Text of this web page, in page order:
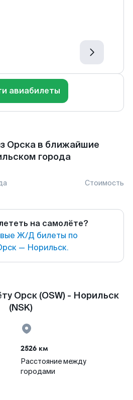
авиабилеты
Орска в ближайшие
города
Стоимость
на самолёте?
Ж/Д билеты по
— Норильск.
Орск (OSW) - Норильск
(NSK)
2526 км
Расстояние между
городами